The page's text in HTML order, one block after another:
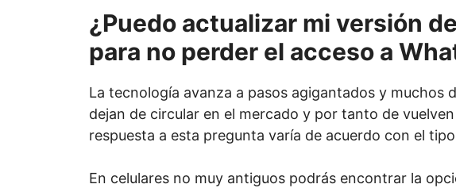
¿Puedo actualizar mi versión
para no perder el acceso a
La tecnología avanza a pasos agigantados y muchos
dejan de circular en el mercado y por tanto de
respuesta a esta pregunta varía de acuerdo con el
En celulares no muy antiguos podrás encontrar la